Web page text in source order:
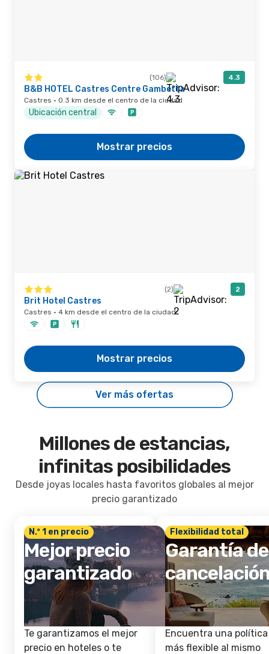
(106) 4.3
B&B HOTEL Castres Centre Gambetta
Castres · 0.3 km desde el centro de la ciudad
Ubicación central
Mostrar precios
(2) 2
Brit Hotel Castres
Castres · 4 km desde el centro de la ciudad
Mostrar precios
Ver más ofertas
Millones de estancias,
infinitas posibilidades
Desde joyas locales hasta favoritos globales al mejor
precio garantizado
N.º 1 en precio
Mejor precio
garantizado
Te garantizamos el mejor
precio en hoteles o te
Flexibilidad total
Garantía de
Encuentra una política
más flexible al mismo